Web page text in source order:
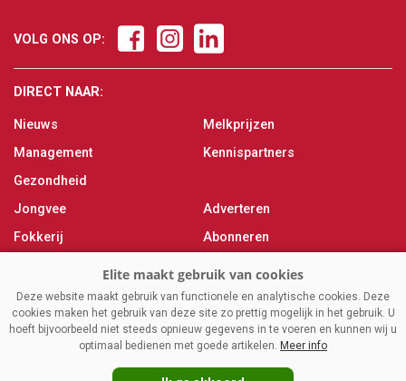
VOLG ONS OP:
DIRECT NAAR:
Nieuws
Management
Gezondheid
Jongvee
Fokkerij
Melken
Magazine
Melkprijzen
Kennispartners
Adverteren
Abonneren
Contact
Deze website maakt gebruik van functionele en analytische cookies. Deze
cookies maken het gebruik van deze site zo prettig mogelijk in het gebruik. U
hoeft bijvoorbeeld niet steeds opnieuw gegevens in te voeren en kunnen wij u
optimaal bedienen met goede artikelen. Meer info